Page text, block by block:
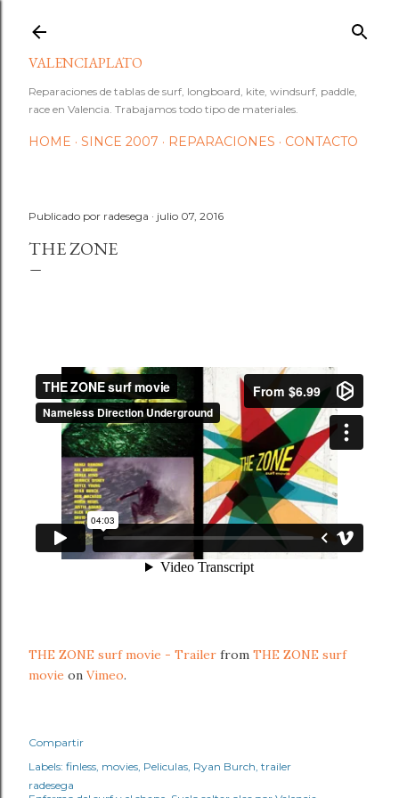
VALENCIAPLATO
Reparaciones de tablas de surf, longboard, kite, windsurf, paddle,
race en Valencia. Trabajamos todo tipo de materiales.
HOME SINCE 2007 REPARACIONES CONTACTO
Publicado por radesega julio 07, 2016
THE ZONE
THE ZONE surf movie - Trailer from THE ZONE surf
movie on Vimeo.
Compartir
Labels: finless movies Peliculas Ryan Burch trailer
radesega